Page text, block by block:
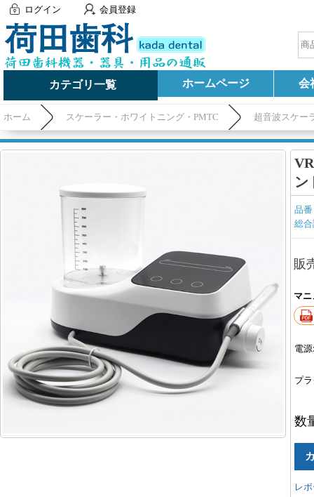
ログイン 会員登録
カテゴリ一覧 ホームページ 会
ホーム スケーラー・ホワイトニング・PMTC 超音波スケー
ン
品
総
販
マ
電源:
プ
数
レ